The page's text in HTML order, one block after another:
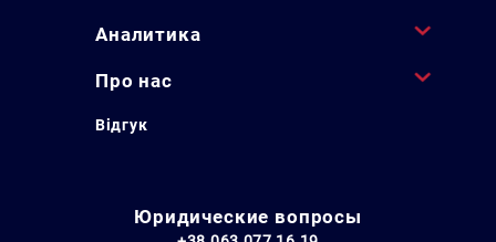
Аналитика
Про нас
Відгук
Юридические вопросы